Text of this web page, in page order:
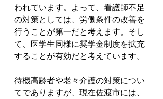
われています。よって、看護師不足
の対策としては、労働条件の改善を
行うことが第一だと考えます。そし
て、医学生同様に奨学金制度を拡充
することが有効だと考えています。
待機高齢者や老々介護の対策につい
てでありますが、現在佐渡市には、